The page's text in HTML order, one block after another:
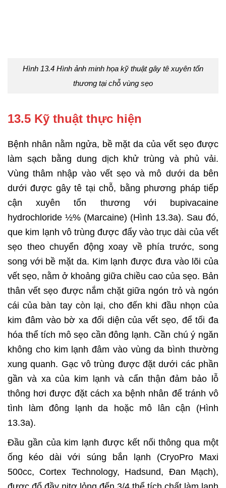
Hình 13.4 Hình ảnh minh họa kỹ thuật gây tê xuyên tổn
thương tại chỗ vùng sẹo
13.5 Kỹ thuật thực hiện
Bệnh nhân nằm ngửa, bề mặt da của vết sẹo được
làm sạch bằng dung dịch khử trùng và phủ vải.
Vùng thâm nhập vào vết sẹo và mô dưới da bên
dưới được gây tê tại chỗ, bằng phương pháp tiếp
cận xuyên tổn thương với bupivacaine
hydrochloride ½% (Marcaine) (Hình 13.3a). Sau đó,
que kim lạnh vô trùng được đẩy vào trục dài của vết
sẹo theo chuyển động xoay về phía trước, song
song với bề mặt da. Kim lạnh được đưa vào lõi của
vết sẹo, nằm ở khoảng giữa chiều cao của sẹo. Bản
thân vết sẹo được nắm chặt giữa ngón trỏ và ngón
cái của bàn tay còn lại, cho đến khi đầu nhọn của
kim đâm vào bờ xa đối diện của vết sẹo, để tối đa
hóa thể tích mô sẹo cần đông lạnh. Cần chú ý ngăn
không cho kim lạnh đâm vào vùng da bình thường
xung quanh. Gạc vô trùng được đặt dưới các phần
gần và xa của kim lạnh và cẩn thận đảm bảo lỗ
thông hơi được đặt cách xa bệnh nhân để tránh vô
tình làm đông lạnh da hoặc mô lân cận (Hình
13.3a).
Đầu gần của kim lạnh được kết nối thông qua một
ống kéo dài với súng bắn lạnh (CryoPro Maxi
500cc, Cortex Technology, Hadsund, Đan Mạch),